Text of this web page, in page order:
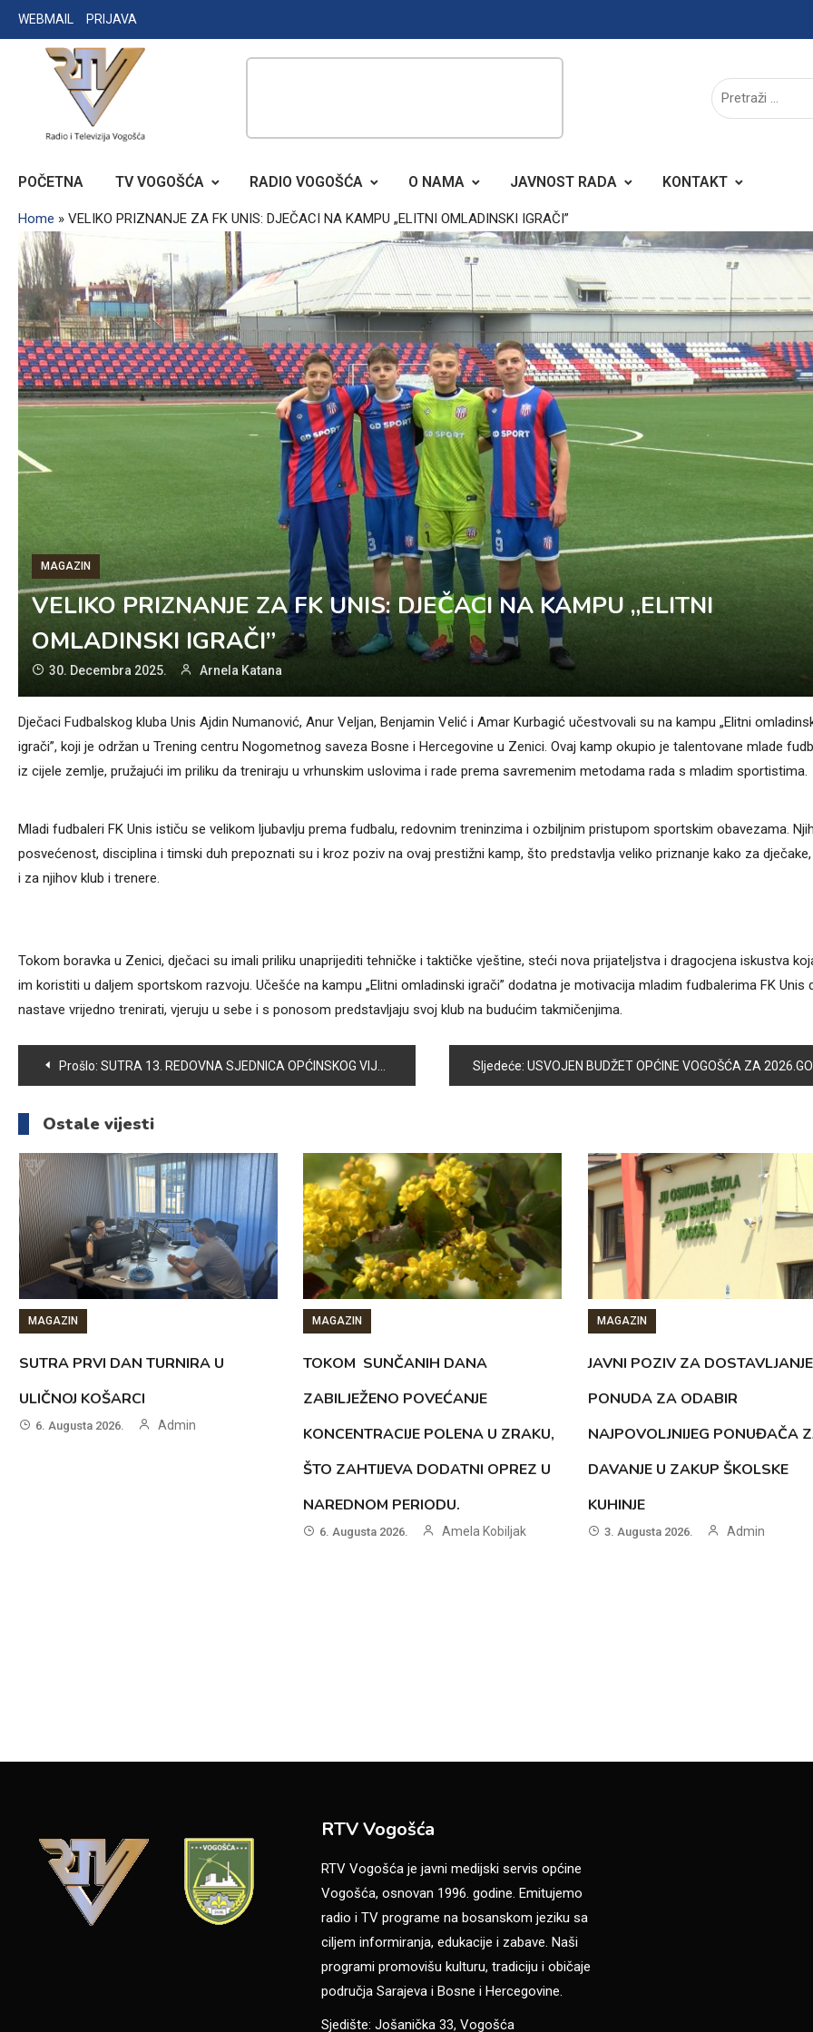
Skip
to
WEBMAIL PRIJAVA
RADIO TELEVIZIJA VOGOŠĆA
POČETNA TV VOGOŠĆA RADIO VOGOŠĆA O NAMA JAVNOST RADA KONTAKT
Home » VELIKO PRIZNANJE ZA FK UNIS: DJEČACI NA KAMPU „ELITNI OMLADINSKI IGRAČI”
MAGAZIN
VELIKO PRIZNANJE ZA FK UNIS: DJEČACI NA KAMPU „ELITNI
OMLADINSKI IGRAČI”
30. Decembra 2025. Arnela Katana
Dječaci Fudbalskog kluba Unis Ajdin Numanović, Anur Veljan, Benjamin Velić i Amar Kurbagić učestvovali su na kampu „Elitni
igrači”, koji je održan u Trening centru Nogometnog saveza Bosne i Hercegovine u Zenici. Ovaj kamp okupio je talentovane mlade
iz cijele zemlje, pružajući im priliku da treniraju u vrhunskim uslovima i rade prema savremenim metodama rada s mladim sportistima.
Mladi fudbaleri FK Unis ističu se velikom ljubavlju prema fudbalu, redovnim treninzima i ozbiljnim pristupom sportskim obavezama.
posvećenost, disciplina i timski duh prepoznati su i kroz poziv na ovaj prestižni kamp, što predstavlja veliko priznanje kako za
i za njihov klub i trenere.
Tokom boravka u Zenici, dječaci su imali priliku unaprijediti tehničke i taktičke vještine, steći nova prijateljstva i dragocjena iskustva
im koristiti u daljem sportskom razvoju. Učešće na kampu „Elitni omladinski igrači” dodatna je motivacija mladim fudbalerima FK Unis
nastave vrijedno trenirati, vjeruju u sebe i s ponosom predstavljaju svoj klub na budućim takmičenjima.
Navigacija
članaka
Prošlo: SUTRA 13. REDOVNA SJEDNICA OPĆINSKOG VIJEĆA VOGOŠĆA Sljedeće: USVOJEN BUDŽET OPĆINE VOGOŠĆA ZA 2026.GODINU U IZNOSU OD PREKO 24 MILIONA MARAKA
Ostale vijesti
MAGAZIN
SUTRA PRVI DAN TURNIRA U
ULIČNOJ KOŠARCI
6. Augusta 2026. Admin
MAGAZIN
TOKOM SUNČANIH DANA
ZABILJEŽENO POVEĆANJE
KONCENTRACIJE POLENA U ZRAKU,
ŠTO ZAHTIJEVA DODATNI OPREZ U
NAREDNOM PERIODU.
6. Augusta 2026. Amela Kobiljak
MAGAZIN
JAVNI POZIV ZA DOSTAVLJANJE
PONUDA ZA ODABIR
NAJPOVOLJNIJEG PONUĐAČA
DAVANJE U ZAKUP ŠKOLSKE
KUHINJE
3. Augusta 2026. Admin
RTV Vogošća
RTV Vogošća je javni medijski servis općine
Vogošća, osnovan 1996. godine. Emitujemo
radio i TV programe na bosanskom jeziku sa
ciljem informiranja, edukacije i zabave. Naši
programi promovišu kulturu, tradiciju i običaje
područja Sarajeva i Bosne i Hercegovine.
Sjedište: Jošanička 33, Vogošća